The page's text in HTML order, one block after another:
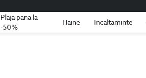
Plaja pana la
-50%
Haine Incaltaminte